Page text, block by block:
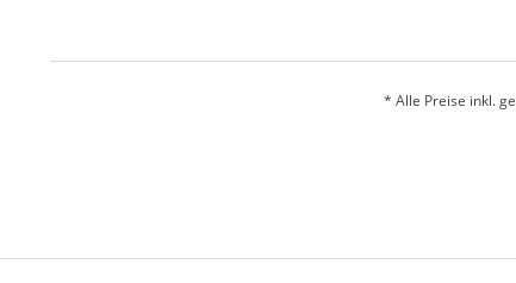
* Alle Preise inkl.